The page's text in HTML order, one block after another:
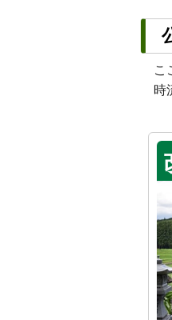
こ
時